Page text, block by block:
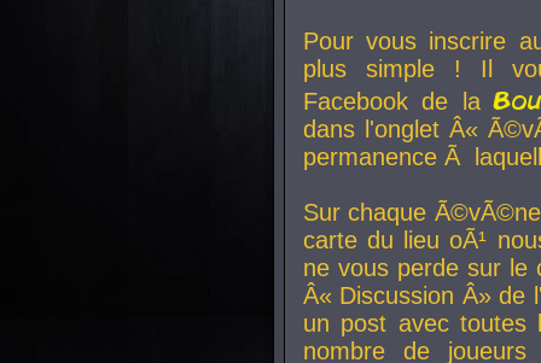
Pour vous inscrire
plus simple ! Il
Facebook de la
dans l'onglet Â«
permanence Ã
Sur chaque
carte du lieu oÃ¹
ne vous perde sur le
Â« Discussion Â» de
un post avec toutes
nombre de